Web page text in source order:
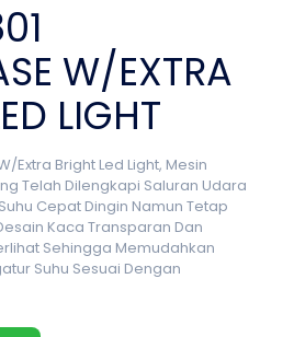
W/EXTRA
LIGHT
Extra Bright Led Light, Mesin
Telah Dilengkapi Saluran Udara
Cepat Dingin Namun Tetap
Kaca Transparan Dan
Sehingga Memudahkan
Suhu Sesuai Dengan